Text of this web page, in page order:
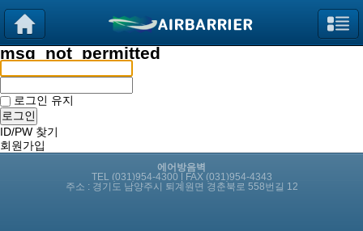
msg_not_permitted
로그인 유지
ID/PW 찾기
회원가입
에어방음벽
TEL (031)954-4300 | FAX (031)954-4343
주소 : 경기도 남양주시 퇴계원면 경춘북로 558번길 12